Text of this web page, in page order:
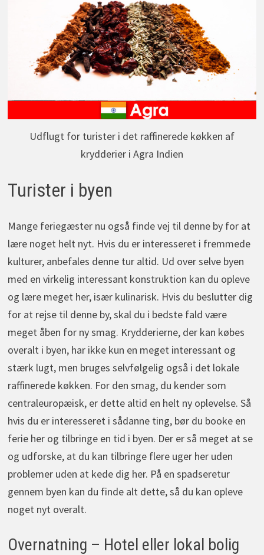
Udflugt for turister i det raffinerede køkken af
krydderier i Agra Indien
Turister i byen
Mange feriegæster nu også finde vej til denne by for at
lære noget helt nyt. Hvis du er interesseret i fremmede
kulturer, anbefales denne tur altid. Ud over selve byen
med en virkelig interessant konstruktion kan du opleve
og lære meget her, især kulinarisk. Hvis du beslutter dig
for at rejse til denne by, skal du i bedste fald være
meget åben for ny smag. Krydderierne, der kan købes
overalt i byen, har ikke kun en meget interessant og
stærk lugt, men bruges selvfølgelig også i det lokale
raffinerede køkken. For den smag, du kender som
centraleuropæisk, er dette altid en helt ny oplevelse. Så
hvis du er interesseret i sådanne ting, bør du booke en
ferie her og tilbringe en tid i byen. Der er så meget at se
og udforske, at du kan tilbringe flere uger her uden
problemer uden at kede dig her. På en spadseretur
gennem byen kan du finde alt dette, så du kan opleve
noget nyt overalt.
Overnatning – Hotel eller lokal bolig